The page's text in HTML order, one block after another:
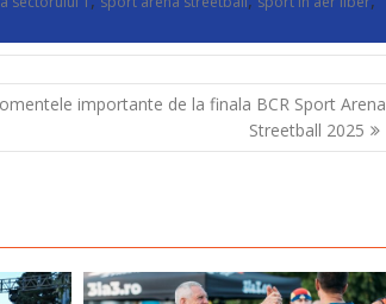
importante de la finala BCR Sport Arena
Streetball 2025